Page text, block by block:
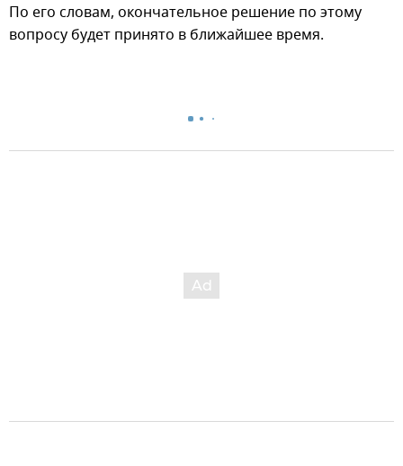
По его словам, окончательное решение по этому
вопросу будет принято в ближайшее время.